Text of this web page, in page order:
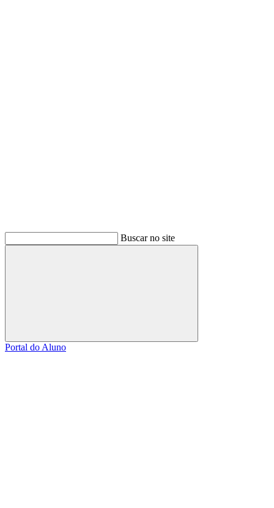
Buscar no site
Buscar
Portal do Aluno